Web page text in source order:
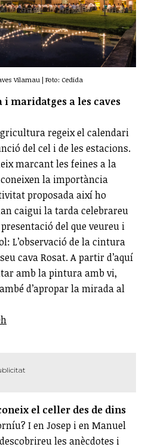
Vilarnau | Foto: Cedida
maridatges a les caves
regeix el calendari
del cel i de les estacions.
marcant les feines a la
la importància
proposada així ho
caigui la tarda celebrareu
del que veureu i
L’observació de la cintura
cava Rosat. A partir d’aquí
amb la pintura amb vi,
d’apropar la mirada al
el celler des de dins
I en Josep i en Manuel
les anècdotes i